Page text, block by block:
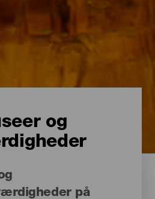
og
på